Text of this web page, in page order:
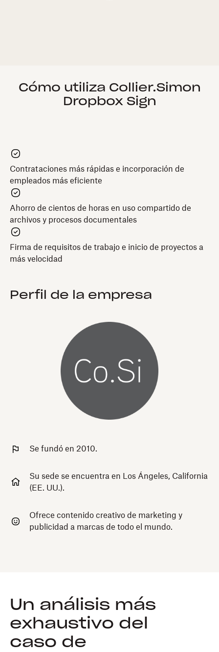
Cómo utiliza Collier.Simon
Dropbox Sign
Contrataciones más rápidas e incorporación de
empleados más eficiente
Ahorro de cientos de horas en uso compartido de
archivos y procesos documentales
Firma de requisitos de trabajo e inicio de proyectos a
más velocidad
Perfil de la empresa
Se fundó en 2010.
Su sede se encuentra en Los Ángeles, California
(EE. UU.).
Ofrece contenido creativo de marketing y
publicidad a marcas de todo el mundo.
Un análisis más
exhaustivo del
caso de